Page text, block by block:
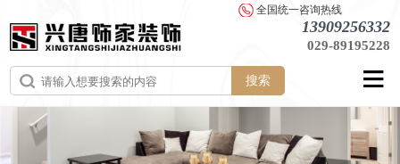
全国统一咨询热线
13909256332
029-89195228
搜索